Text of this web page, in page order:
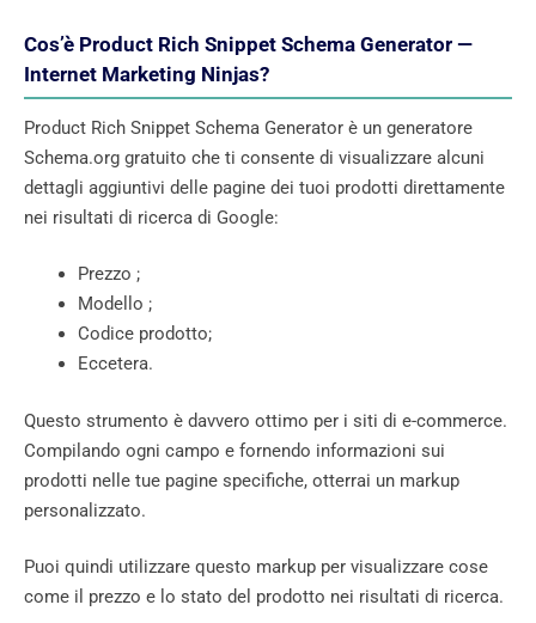
Cos’è Product Rich Snippet Schema Generator —
Internet Marketing Ninjas?
Product Rich Snippet Schema Generator è un generatore
Schema.org gratuito che ti consente di visualizzare alcuni
dettagli aggiuntivi delle pagine dei tuoi prodotti direttamente
nei risultati di ricerca di Google:
Prezzo ;
Modello ;
Codice prodotto;
Eccetera.
Questo strumento è davvero ottimo per i siti di e-commerce.
Compilando ogni campo e fornendo informazioni sui
prodotti nelle tue pagine specifiche, otterrai un markup
personalizzato.
Puoi quindi utilizzare questo markup per visualizzare cose
come il prezzo e lo stato del prodotto nei risultati di ricerca.